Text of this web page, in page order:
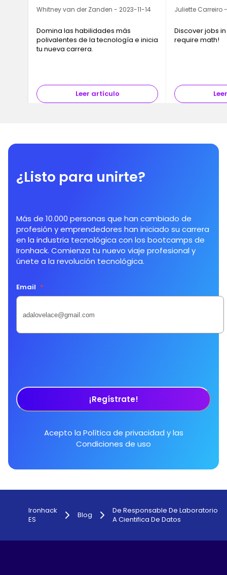
Whitney van der Zanden - 2023-11-14
Domina las habilidades más
polivalentes de la tecnología e inicia
tu nueva carrera.
Leer artículo
Juliette Carreiro
Discover jobs
require math!
¿Listo para unirte?
Más de 10.000 personas que han cambiado de
profesión y emprendedores han iniciado su carrera
en la industria tecnológica con los bootcamps de
Ironhack. Comienza tu nuevo viaje profesional y
únete a la revolución tecnológica.
Email *
¡Regístrate!
Acepto la Política de privacidad y las
Condiciones de uso
Ironhack
ES
Blog
De Responsable De Laboratorio
A Cientifica De Datos